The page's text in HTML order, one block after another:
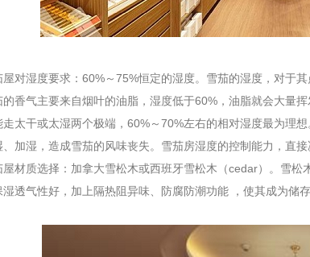
湿度要求：60%～75%恒定的湿度。雪茄的湿度，对于其
的香气主要来自烟叶的油脂，湿度低于60%，油脂就会大量
走太干或太湿两个极端，60%～70%左右的相对湿度最为理
、加湿，造成雪茄的风味丧失。雪茄房湿度的控制能力，直
质选择：加拿大雪松木或西班牙雪松木（cedar）。雪松
湿透气性好，加上隔热阻异味、防腐防潮功能 ，使其成为储存